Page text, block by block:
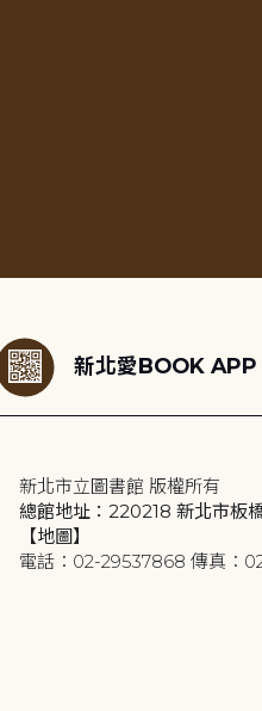
新北愛BOOK APP
新北市立圖書館 版權所有
總館地址：220218 新北市板
【地圖】
電話：02-29537868 傳真：